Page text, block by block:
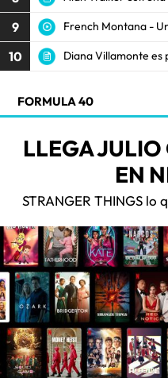
9 French Montana -
10 Diana Villamonte es
FORMULA 40
LLEGA JULIO
EN
STRANGER THINGS lo